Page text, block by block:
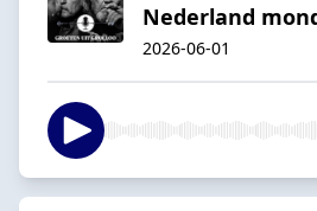
Nederland
2026-06-01